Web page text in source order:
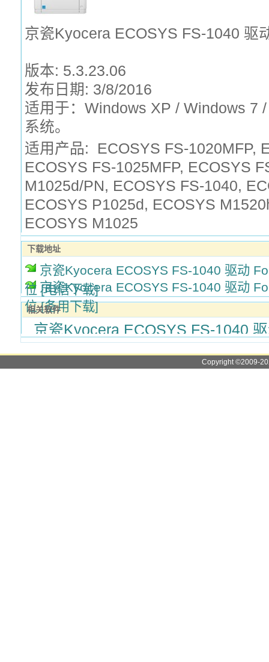
京瓷Kyocera ECOSYS FS-1040 驱
版本: 5.3.23.06
发布日期: 3/8/2016
适用于：Windows XP / Windows 7
系统。
适用产品: ECOSYS FS-1020MFP,
ECOSYS FS-1025MFP, ECOSYS
M1025d/PN, ECOSYS FS-1040,
ECOSYS P1025d, ECOSYS
ECOSYS M1025
下载地址
京瓷Kyocera ECOSYS FS-1040 驱动
位 [电信下载]
京瓷Kyocera ECOSYS FS-1040 驱动
位 [备用下载]
相关软件
京瓷Kyocera ECOSYS FS-1040
Copyright ©2009-